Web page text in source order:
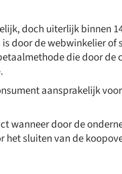
doch uiterlijk binnen
door de webwinkelier of
die door de
aansprakelijk
wanneer door de
sluiten van de